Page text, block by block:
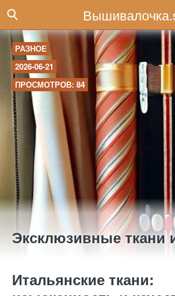
РАЗНОЕ
2026-06-21
ПРОСМОТРОВ: 84
Эксклюзивные ткани
Итальянские ткани: